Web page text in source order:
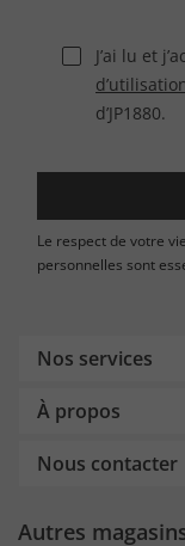
J’ai lu et
d’JP1880.
Le respect de votre
personnelles sont
Nos services
À propos
Nous contacter
Autres